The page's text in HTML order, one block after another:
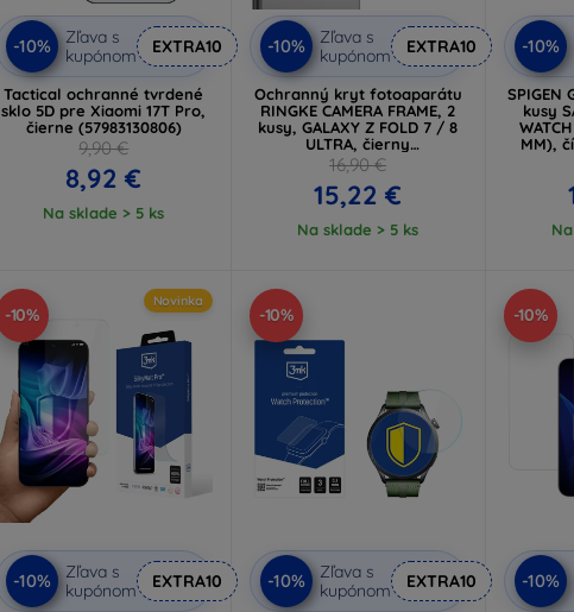
-10%
Zľava s
kupónom
EXTRA10
Tactical ochranné tvrdené
sklo 5D pre Xiaomi 17T Pro,
čierne (57983130806)
9,90 €
8,92 €
Na sklade > 5 ks
-10%
Zľava s
kupónom
EXTRA10
Ochranný kryt fotoaparátu
RINGKE CAMERA FRAME, 2
kusy, GALAXY Z FOLD 7 / 8
ULTRA, čierny
(8800380460638)
16,90 €
15,22 €
Na sklade > 5 ks
-10%
SPIGEN
kusy
MM),
-10%
Novinka
-10%
Zľava s
kupónom
EXTRA10
-10%
-10%
Zľava s
kupónom
EXTRA10
-10%
-10%